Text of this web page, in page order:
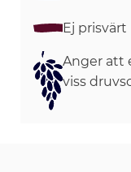
Ej prisvärt
Anger att
viss